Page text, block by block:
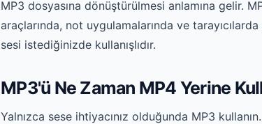
MP3 dosyasına dönüştürülmesi anlamına gelir.
araçlarında, not uygulamalarında ve
sesi istediğinizde kullanışlıdır.
MP3'ü Ne Zaman MP4 Yerine
Yalnızca sese ihtiyacınız olduğunda MP3